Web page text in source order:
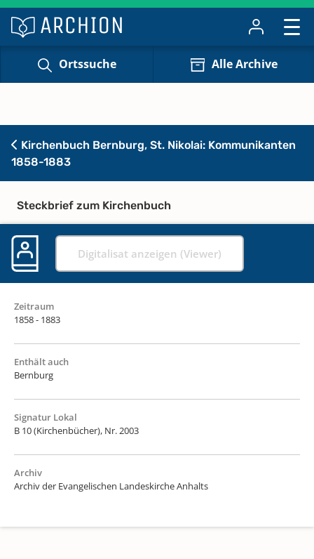
Ortssuche Alle Archive
Kirchenbuch Bernburg, St. Nikolai: Kommunikanten
1858-1883
Steckbrief zum Kirchenbuch
Digitalisat anzeigen (Viewer)
Zeitraum
1858 - 1883
Enthält auch
Bernburg
Signatur Lokal
B 10 (Kirchenbücher), Nr. 2003
Archiv
Archiv der Evangelischen Landeskirche Anhalts